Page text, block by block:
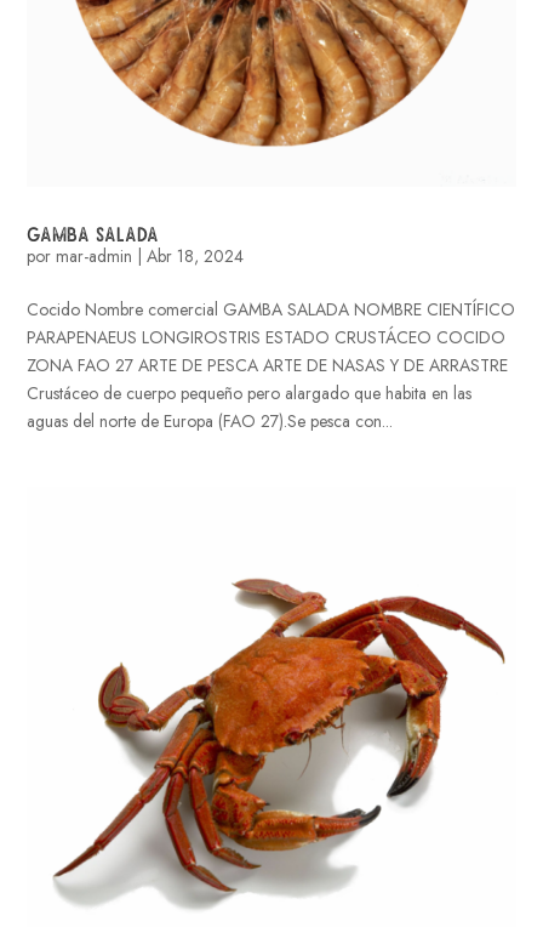
GAMBA SALADA
pormar-admin |Abr 18, 2024
Cocido Nombre comercial GAMBA SALADA NOMBRE CIENTÍFICO
PARAPENAEUS LONGIROSTRIS ESTADO CRUSTÁCEO COCIDO
ZONA FAO 27 ARTE DE PESCA ARTE DE NASAS Y DE ARRASTRE
Crustáceo de cuerpo pequeño pero alargado que habita en las
aguas del norte de Europa (FAO 27).Se pesca con...